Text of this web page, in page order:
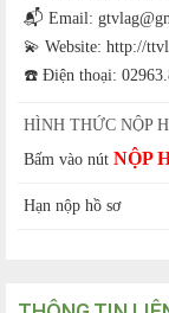
📬 Email:
💫 Website: http://
☎️ Điện thoại:
HÌNH THỨC NỘP
Bấm vào nút NỘP
Hạn nộp hồ sơ